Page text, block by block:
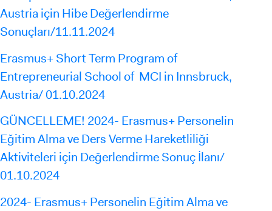
Austria için Hibe Değerlendirme
Sonuçları/11.11.2024
Erasmus+ Short Term Program of
Entrepreneurial School of MCI in Innsbruck,
Austria/ 01.10.2024
GÜNCELLEME! 2024- Erasmus+ Personelin
Eğitim Alma ve Ders Verme Hareketliliği
Aktiviteleri için Değerlendirme Sonuç İlanı/
01.10.2024
2024- Erasmus+ Personelin Eğitim Alma ve